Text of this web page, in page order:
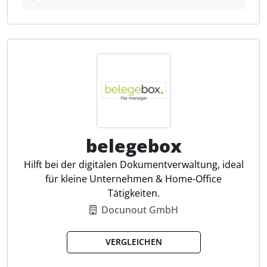
Buchhaltungssoftware wie DATEV, Sage oder SAP
Business One. Die Software erleichtert den Zugang
zu Verträgen und sorgt für eine prüfungssichere
Steuerfachleute profitieren von der
Echtzeitverwaltung von Firmenausgaben und der
Visa Firmenkreditkarten, was die Effizienz und
Transparenz ihrer Prozesse steigert.
Automatischer Rechnungsimport
OCR-Erkennung von Belegdaten
E-Rechnungen verarbeiten
Freigabe mit Vertretung
Vertragsverwaltung mit Fristen
Prüfungssicheres Belegarchiv
belegebox
Hilft bei der digitalen Dokumentverwaltung, ideal
für kleine Unternehmen & Home-Office
Tätigkeiten.
Docunout GmbH
VERGLEICHEN